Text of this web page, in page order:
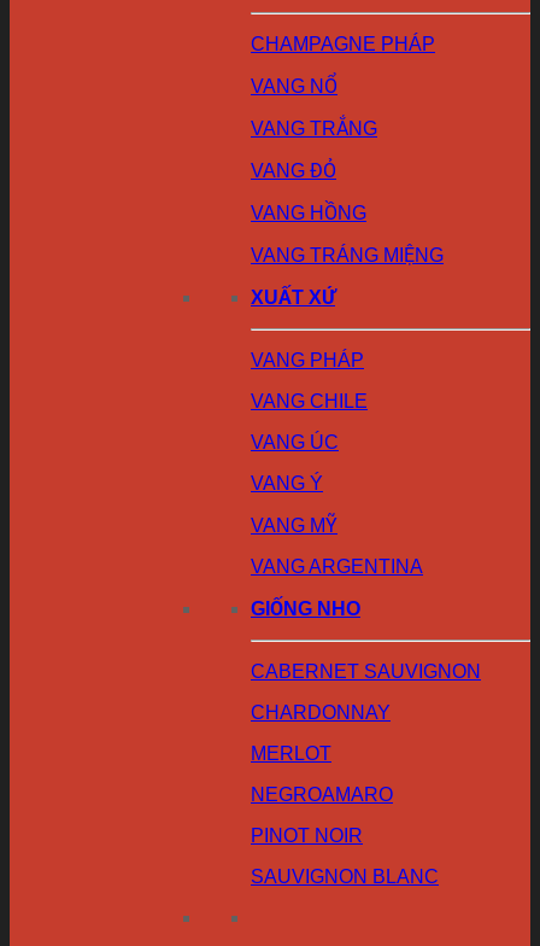
CHAMPAGNE PHÁP
VANG NỔ
VANG TRẮNG
VANG ĐỎ
VANG HỒNG
VANG TRÁNG MIỆNG
XUẤT XỨ
VANG PHÁP
VANG CHILE
VANG ÚC
VANG Ý
VANG MỸ
VANG ARGENTINA
GIỐNG NHO
CABERNET SAUVIGNON
CHARDONNAY
MERLOT
NEGROAMARO
PINOT NOIR
SAUVIGNON BLANC